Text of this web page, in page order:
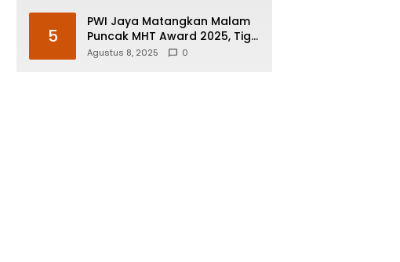
5
PWI Jaya Matangkan Malam
Puncak MHT Award 2025, Tiga
Nominee di Tujuh Kategori
Agustus 8, 2025 0